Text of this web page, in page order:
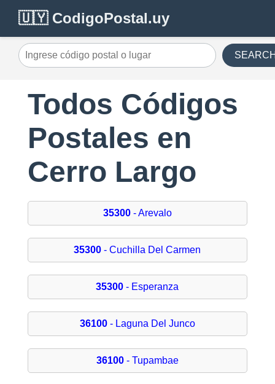
🇺🇾 CodigoPostal.uy
Todos Códigos
Postales en
Cerro Largo
35300- Arevalo
35300 - Cuchilla Del Carmen
35300 - Esperanza
36100- Laguna Del Junco
36100- Tupambae